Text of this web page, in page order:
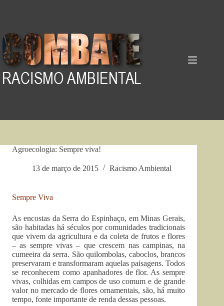
Agroecologia: Sempre viva!
13 de março de 2015 Racismo Ambiental
Sempre Viva
As encostas da Serra do Espinhaço, em Minas Gerais,
são habitadas há séculos por comunidades tradicionais
que vivem da agricultura e da coleta de frutos e flores
– as sempre vivas – que crescem nas campinas, na
cumeeira da serra. São quilombolas, caboclos, brancos
preservaram e transformaram aquelas paisagens. Todos
se reconhecem como apanhadores de flor. As sempre
vivas, colhidas em campos de uso comum e de grande
valor no mercado de flores ornamentais, são, há muito
tempo, fonte importante de renda dessas pessoas.